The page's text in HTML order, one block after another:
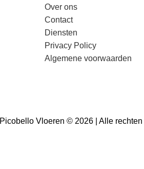
Over ons
Contact
Diensten
Privacy Policy
Algemene voorwaarden
Picobello Vloeren © 2026 | Alle